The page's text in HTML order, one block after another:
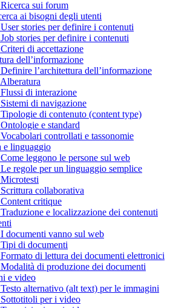
sui forum
ai bisogni degli utenti
stories per definire i contenuti
stories per definire i contenuti
di accettazione
dell’informazione
l’architettura dell’informazione
di interazione
di navigazione
di contenuto (content type)
e standard
controllati e tassonomie
e linguaggio
leggono le persone sul web
regole per un linguaggio semplice
collaborativa
critique
e localizzazione dei contenuti
documenti vanno sul web
di documenti
di lettura dei documenti elettronici
di produzione dei documenti
e video
alternativo (alt text) per le immagini
per i video